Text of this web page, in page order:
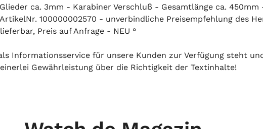
ca. 3mm - Karabiner Verschluß - Gesamtlänge ca.
100000002570 - unverbindliche Preisempfehlung des
Preis auf Anfrage - NEU °
Informationsservice für unsere Kunden zur Verfügung steht
Gewährleistung über die Richtigkeit der Textinhalte!